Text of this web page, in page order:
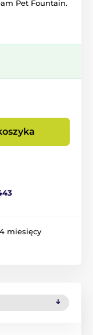
Pet Fountain.
miesięcy